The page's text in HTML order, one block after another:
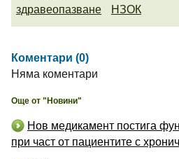
здравеопазване
НЗОК
Коментари (0)
Няма коментари
Още от "Новини"
Нов медикамент постига
при част от пациентите с